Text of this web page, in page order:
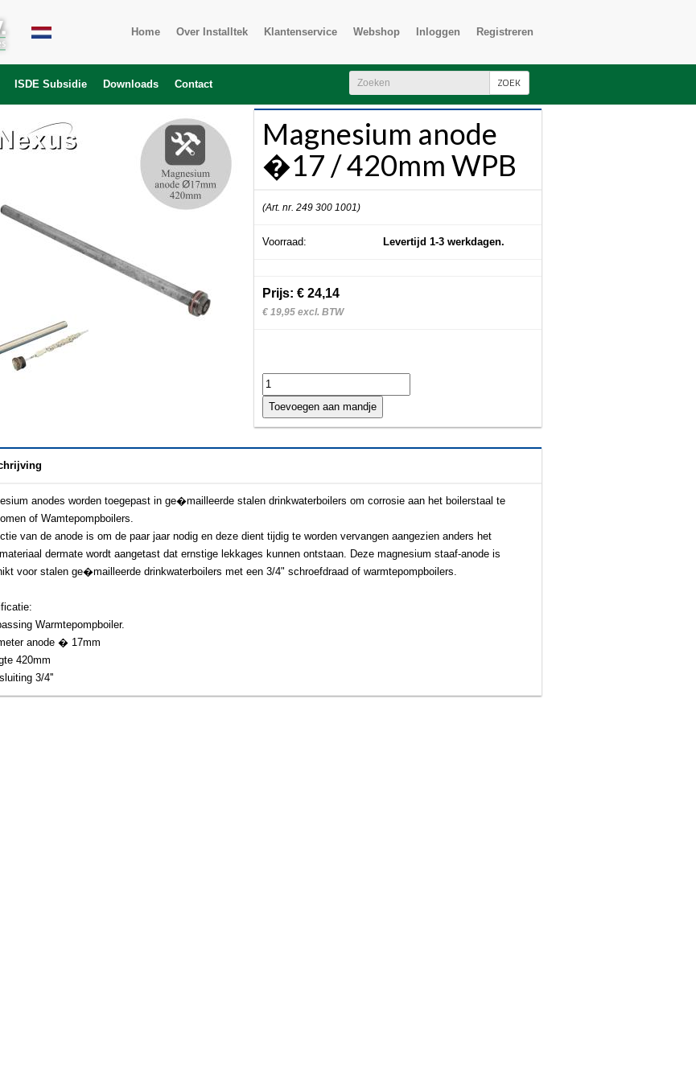
Home Over Installtek Klantenservice Webshop Inloggen Registreren
ISDE Subsidie Downloads Contact ZOEK
Magnesium anode
�17 / 420mm WPB
(Art. nr. 249 300 1001)
Voorraad: Levertijd 1-3 werkdagen.
Prijs: € 24,14
€ 19,95 excl. BTW
anodes worden toegepast in ge�mailleerde stalen drinkwaterboilers om corrosie aan het boilerstaal te
of Wamtepompboilers.
van de anode is om de paar jaar nodig en deze dient tijdig te worden vervangen aangezien anders het
dermate wordt aangetast dat ernstige lekkages kunnen ontstaan. Deze magnesium staaf-anode is
voor stalen ge�mailleerde drinkwaterboilers met een 3/4" schroefdraad of warmtepompboilers.
Warmtepompboiler.
anode � 17mm
420mm
3/4''